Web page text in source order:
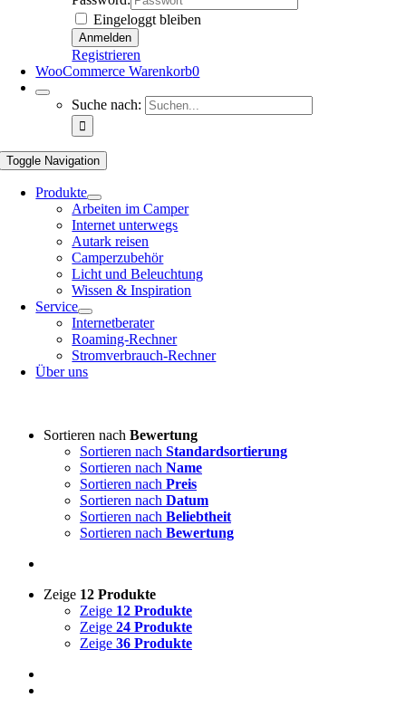
Eingeloggt bleiben
Registrieren
WooCommerce Warenkorb0
Suche nach:
Toggle Navigation
Produkte
Arbeiten im Camper
Internet unterwegs
Autark reisen
Camperzubehör
Licht und Beleuchtung
Wissen & Inspiration
Service
Internetberater
Roaming-Rechner
Stromverbrauch-Rechner
Über uns
Sortieren nach Bewertung
Sortieren nach Standardsortierung
Sortieren nach Name
Sortieren nach Preis
Sortieren nach Datum
Sortieren nach Beliebtheit
Sortieren nach Bewertung
Zeige 12 Produkte
Zeige 12 Produkte
Zeige 24 Produkte
Zeige 36 Produkte